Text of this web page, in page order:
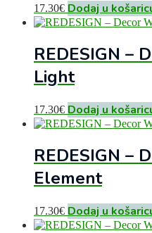
17.30€ Dodaj u
REDESIGN –
Light
17.30€ Dodaj u
REDESIGN –
Element
17.30€ Dodaj u